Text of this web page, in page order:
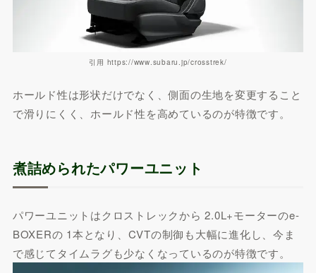
引用 https://www.subaru.jp/crosstrek/
ホールド性は形状だけでなく、側面の生地を変更すること
で滑りにくく、ホールド性を高めているのが特徴です。
煮詰められたパワーユニット
パワーユニットはクロストレックから 2.0L+モーターのe-
BOXERの 1本となり、CVTの制御も大幅に進化し、今ま
で感じてタイムラグも少なくなっているのが特徴です。